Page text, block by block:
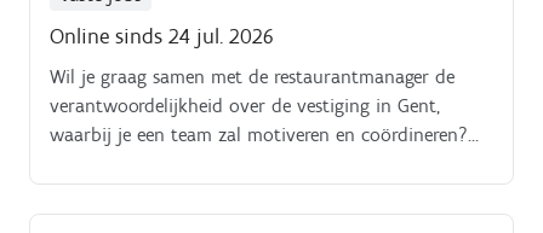
Online sinds 24 jul. 2026
Wil je graag samen met de restaurantmanager de
verantwoordelijkheid over de vestiging in Gent,
waarbij je een team zal motiveren en coördineren?